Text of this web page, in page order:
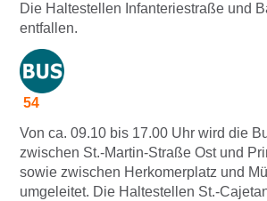
Die Haltestellen Infanteriestraße und
entfallen.
54
Von ca. 09.10 bis 17.00 Uhr wird die
zwischen St.-Martin-Straße Ost und
sowie zwischen Herkomerplatz und
umgeleitet. Die Haltestellen St.-